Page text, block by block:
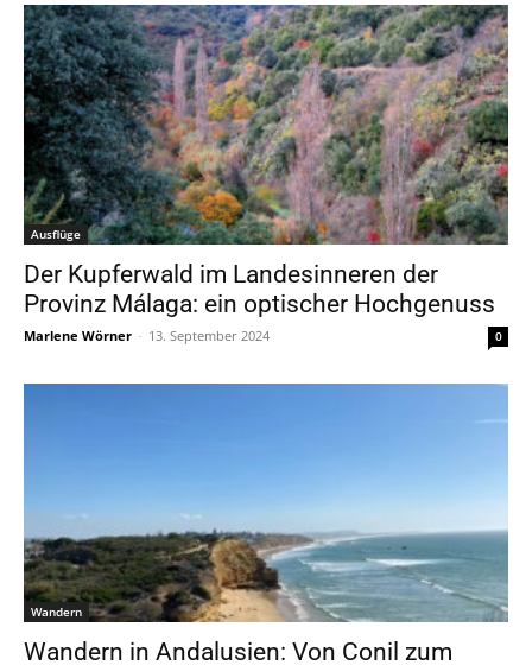
Ausflüge
Der Kupferwald im Landesinneren der
Provinz Málaga: ein optischer Hochgenuss
Marlene Wörner - 13. September 2024 0
Wandern
Wandern in Andalusien: Von Conil zum